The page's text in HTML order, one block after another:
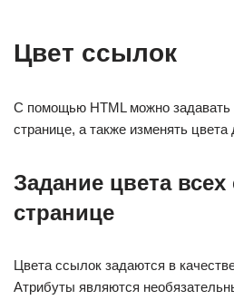
Цвет ссылок
С помощью HTML можно задавать
странице, а также изменять
Задание цвета
странице
Цвета ссылок задаются в
Атрибуты являются